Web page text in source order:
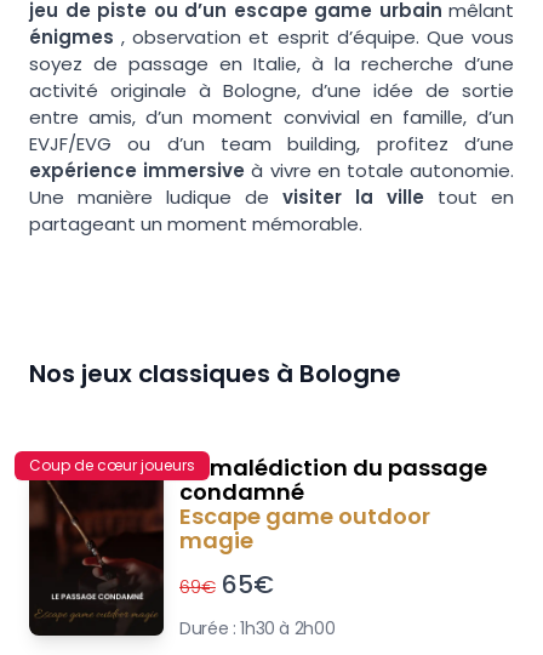
jeu de piste ou d’un escape game urbain mêlant
énigmes , observation et esprit d’équipe. Que vous
soyez de passage en Italie, à la recherche d’une
activité originale à Bologne, d’une idée de sortie
entre amis, d’un moment convivial en famille, d’un
EVJF/EVG ou d’un team building, profitez d’une
expérience immersive à vivre en totale autonomie.
Une manière ludique de visiter la ville
tout en
partageant un moment mémorable.
Nos jeux classiques à Bologne
Coup de cœur joueursLa malédiction du passage
condamné
Escape game outdoor
magie
69€ 65€
Durée :1h30 à 2h00